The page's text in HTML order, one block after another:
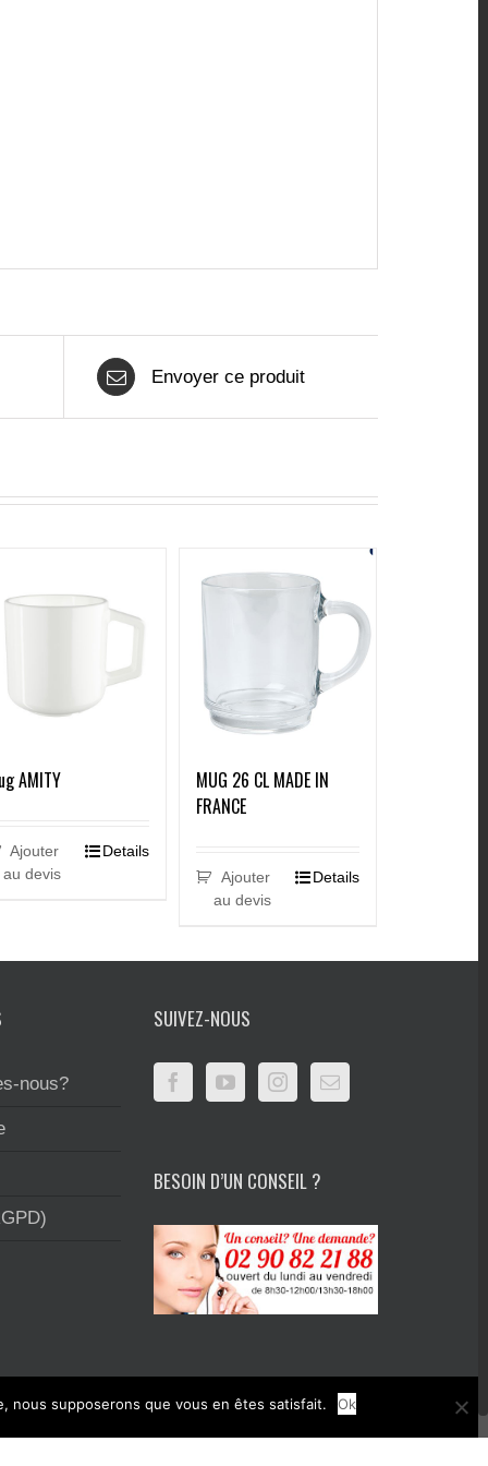
Envoyer ce produit
AMITY
Ajouter
au devis
Details
MUG 26 CL MADE IN
FRANCE
Ajouter
au devis
Details
nous?
SUIVEZ-NOUS
BESOIN D’UN CONSEIL ?
nous supposerons que vous en êtes satisfait. Ok